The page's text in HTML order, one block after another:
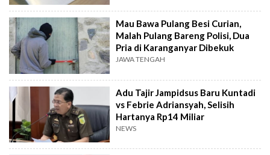
Mau Bawa Pulang Besi Curian,
Malah Pulang Bareng Polisi, Dua
Pria di Karanganyar Dibekuk
JAWA TENGAH
Adu Tajir Jampidsus Baru Kuntadi
vs Febrie Adriansyah, Selisih
Hartanya Rp14 Miliar
NEWS